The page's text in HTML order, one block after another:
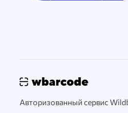
Авторизованный сервис